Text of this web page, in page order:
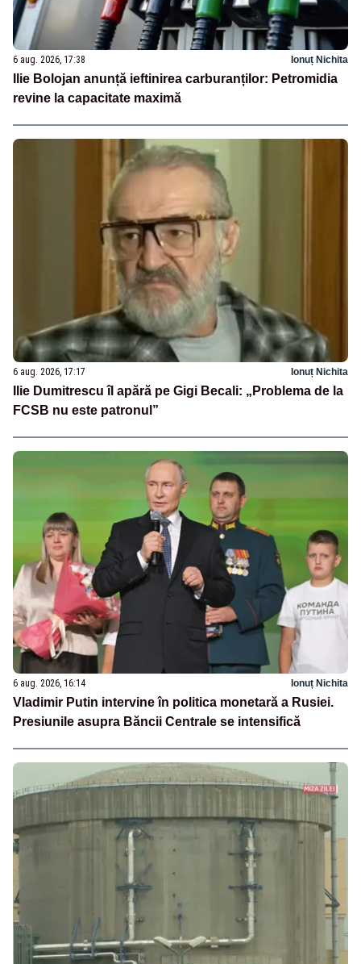
6 aug. 2026, 17:38 Ionuț Nichita
Ilie Bolojan anunță ieftinirea carburanților: Petromidia
revine la capacitate maximă
6 aug. 2026, 17:17 Ionuț Nichita
Ilie Dumitrescu îl apără pe Gigi Becali: „Problema de la
FCSB nu este patronul”
6 aug. 2026, 16:14 Ionuț Nichita
Vladimir Putin intervine în politica monetară a Rusiei.
Presiunile asupra Băncii Centrale se intensifică